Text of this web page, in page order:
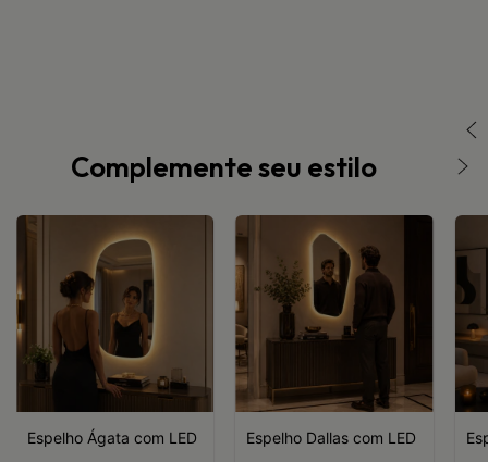
Complemente seu estilo
Espelho Ágata com LED Espelho Dallas com LED